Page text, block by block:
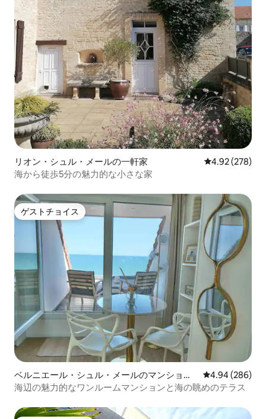
リオン・シュル・メールの一軒家 レビュー278
4.92 (278)
海から徒歩5分の魅力的な小さな家
ゲストチョイス
ゲストチョイス
ベルニエール・シュル・メールのマンショ
ン・アパート
レビュー286
4.94 (286)
海辺の魅力的なワンルームマンションと海の眺めのテラス